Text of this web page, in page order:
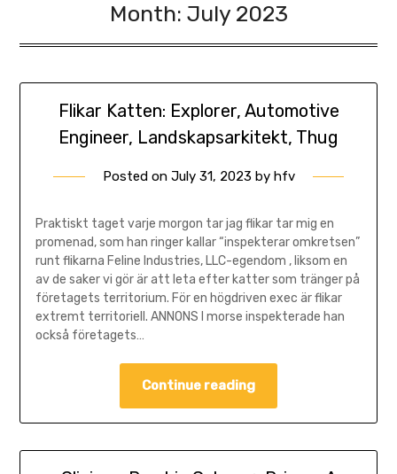
Month: July 2023
Flikar Katten: Explorer, Automotive
Engineer, Landskapsarkitekt, Thug
Posted on July 31, 2023 by hfv
Praktiskt taget varje morgon tar jag flikar tar mig en
promenad, som han ringer kallar “inspekterar omkretsen”
runt flikarna Feline Industries, LLC-egendom , liksom en
av de saker vi gör är att leta efter katter som tränger på
företagets territorium. För en högdriven exec är flikar
extremt territoriell. ANNONS I morse inspekterade han
också företagets…
Continue reading